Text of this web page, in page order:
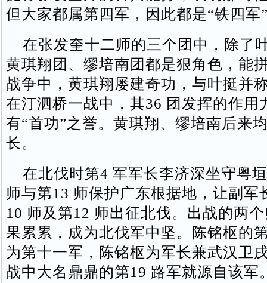
但大家都属第四军，因此都是“铁四军
在张发奎十二师的三个团中，除了
黄琪翔团、缪培南团都是狠角色，能
战争中，黄琪翔屡建奇功，与叶挺并
在汀泗桥一战中，其36 团发挥的作用
有“首功”之誉。黄琪翔、缪培南后来
长。
在北伐时第4 军军长李济深坐守粤
师与第13 师保护广东根据地，让副军
10 师及第12 师出征北伐。出战的两
果累累，成为北伐军中坚。陈铭枢的
为第十一军，陈铭枢为军长兼武汉卫
战中大名鼎鼎的第19 路军就源自该军